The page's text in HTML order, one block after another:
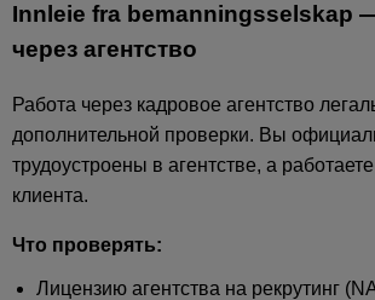
Innleie fra bemanningsselskap
через агентство
Работа через кадровое агентство
дополнительной проверки. Вы
трудоустроены в агентстве, а
клиента.
Что проверять:
Лицензию агентства на рекрутинг